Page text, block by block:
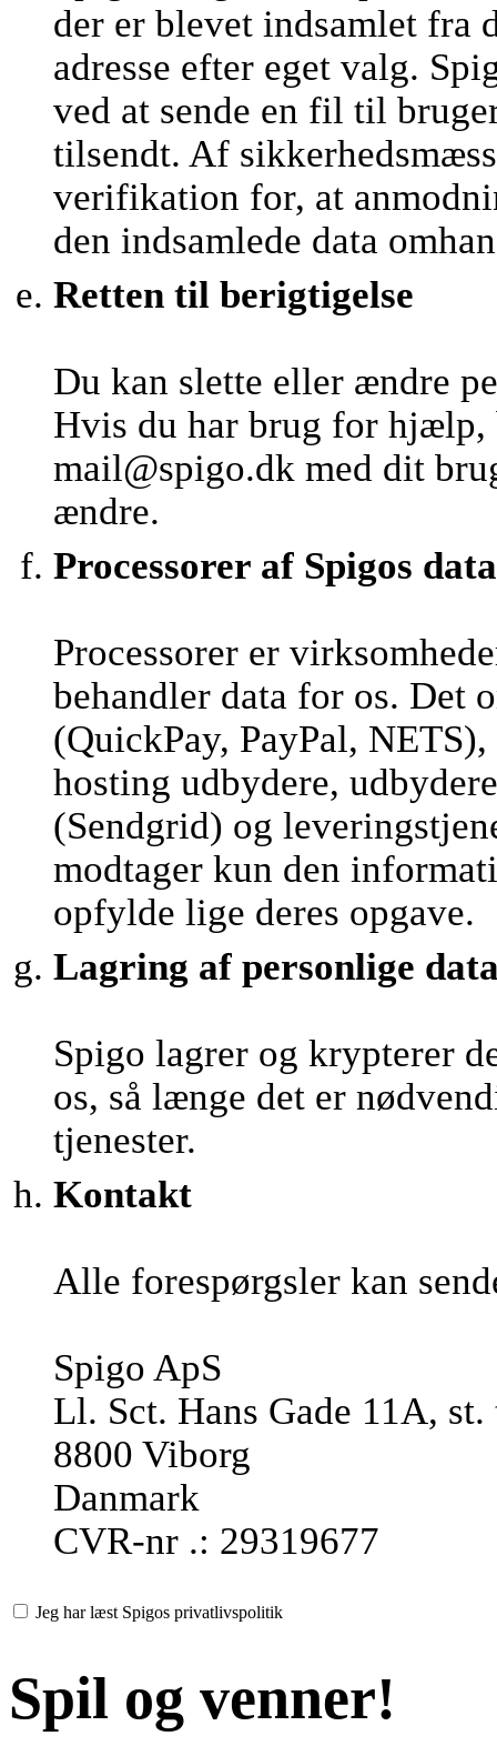
der er blevet indsamlet fra
adresse efter eget valg.
ved at sende en fil til
tilsendt. Af
verifikation for, at
den indsamlede data
Retten til berigtigelse
Du kan slette eller ændre
Hvis du har brug for hjælp,
mail@spigo.dk med dit
ændre.
Processorer af Spigos data
Processorer er
behandler data for os. Det
(QuickPay, PayPal,
hosting udbydere,
(Sendgrid) og
modtager kun den
opfylde lige deres opgave.
Lagring af personlige
Spigo lagrer og krypterer
os, så længe det er
tjenester.
Kontakt
Alle forespørgsler kan
Spigo ApS
Ll. Sct. Hans Gade 11A, st.
8800 Viborg
Danmark
CVR-nr .: 29319677
Jeg har læst Spigos privatlivspolitik
Spil og venner!